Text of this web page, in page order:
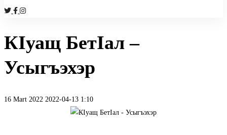
КIуащ БетIал –
Усыгъэхэр
16 Mart 2022 2022-04-13 1:10